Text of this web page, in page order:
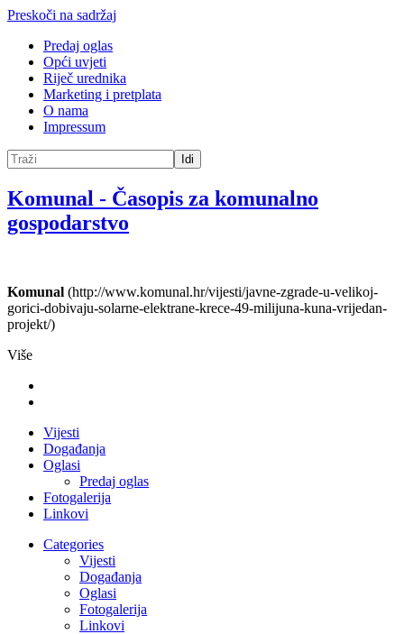
Preskoči na sadržaj
Predaj oglas
Opći uvjeti
Riječ urednika
Marketing i pretplata
O nama
Impressum
Idi
Komunal - Časopis za komunalno
gospodarstvo
Komunal (http://www.komunal.hr/vijesti/javne-zgrade-u-velikoj-
gorici-dobivaju-solarne-elektrane-krece-49-milijuna-kuna-vrijedan-
projekt/)
Više
Vijesti
Događanja
Oglasi
Predaj oglas
Fotogalerija
Linkovi
Categories
Vijesti
Događanja
Oglasi
Fotogalerija
Linkovi